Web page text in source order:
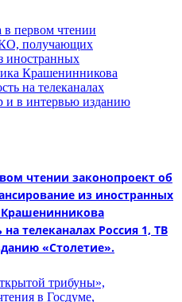
чтении законопроект об
из иностранных
телеканалах Россия 1, ТВ
«Столетие».